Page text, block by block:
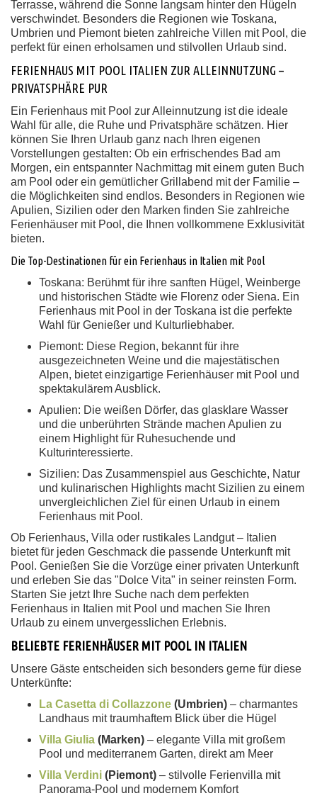
Terrasse, während die Sonne langsam hinter den Hügeln
verschwindet. Besonders die Regionen wie Toskana,
Umbrien und Piemont bieten zahlreiche Villen mit Pool, die
perfekt für einen erholsamen und stilvollen Urlaub sind.
FERIENHAUS MIT POOL ITALIEN ZUR ALLEINNUTZUNG –
PRIVATSPHÄRE PUR
Ein Ferienhaus mit Pool zur Alleinnutzung ist die ideale
Wahl für alle, die Ruhe und Privatsphäre schätzen. Hier
können Sie Ihren Urlaub ganz nach Ihren eigenen
Vorstellungen gestalten: Ob ein erfrischendes Bad am
Morgen, ein entspannter Nachmittag mit einem guten Buch
am Pool oder ein gemütlicher Grillabend mit der Familie –
die Möglichkeiten sind endlos. Besonders in Regionen wie
Apulien, Sizilien oder den Marken finden Sie zahlreiche
Ferienhäuser mit Pool, die Ihnen vollkommene Exklusivität
bieten.
Die Top-Destinationen für ein Ferienhaus in Italien mit Pool
Toskana: Berühmt für ihre sanften Hügel, Weinberge
und historischen Städte wie Florenz oder Siena. Ein
Ferienhaus mit Pool in der Toskana ist die perfekte
Wahl für Genießer und Kulturliebhaber.
Piemont: Diese Region, bekannt für ihre
ausgezeichneten Weine und die majestätischen
Alpen, bietet einzigartige Ferienhäuser mit Pool und
spektakulärem Ausblick.
Apulien: Die weißen Dörfer, das glasklare Wasser
und die unberührten Strände machen Apulien zu
einem Highlight für Ruhesuchende und
Kulturinteressierte.
Sizilien: Das Zusammenspiel aus Geschichte, Natur
und kulinarischen Highlights macht Sizilien zu einem
unvergleichlichen Ziel für einen Urlaub in einem
Ferienhaus mit Pool.
Ob Ferienhaus, Villa oder rustikales Landgut – Italien
bietet für jeden Geschmack die passende Unterkunft mit
Pool. Genießen Sie die Vorzüge einer privaten Unterkunft
und erleben Sie das "Dolce Vita" in seiner reinsten Form.
Starten Sie jetzt Ihre Suche nach dem perfekten
Ferienhaus in Italien mit Pool und machen Sie Ihren
Urlaub zu einem unvergesslichen Erlebnis.
BELIEBTE FERIENHÄUSER MIT POOL IN ITALIEN
Unsere Gäste entscheiden sich besonders gerne für diese
Unterkünfte:
La Casetta di Collazzone (Umbrien) – charmantes
Landhaus mit traumhaftem Blick über die Hügel
Villa Giulia (Marken) – elegante Villa mit großem
Pool und mediterranem Garten, direkt am Meer
Villa Verdini (Piemont) – stilvolle Ferienvilla mit
Panorama-Pool und modernem Komfort